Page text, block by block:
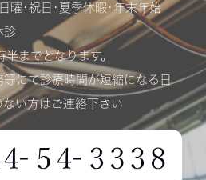
曜･祝日･夏季休暇･年末年始
診
までとなります。
にて診療時間が短縮になる日
い方はご連絡下さい